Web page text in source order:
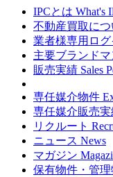
IPCとは What's
不動産買取につ
業者様専用ロ
主要ブランド
販売実績 Sales
専任媒介物件
専任媒介販売実
リクルート
ニュース News
マガジン
保有物件・管